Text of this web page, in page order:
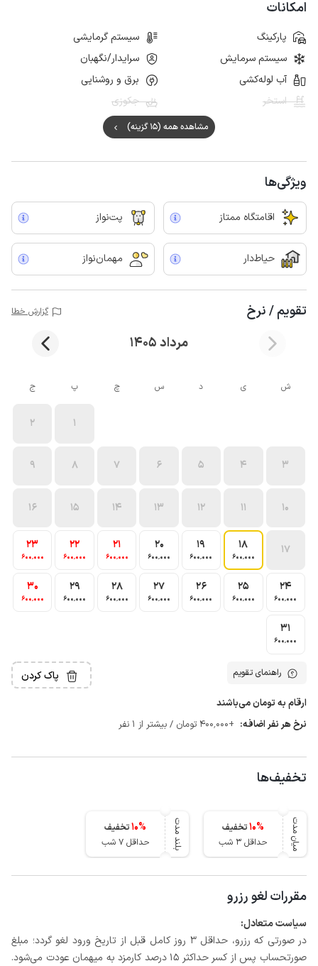
امکانات
پارکینگ
سیستم گرمایشی
سیستم سرمایش
سرایدار/نگهبان
آب لوله‌کشی
برق و روشنایی
استخر
جکوزی
مشاهده همه (15 گزینه)
ویژگی‌ها
اقامتگاه ممتاز پت‌نواز
حیاط‌دار مهمان‌نواز
تقویم / نرخ گزارش خطا
مرداد 1405
ش ی د س چ پ ج
1
2
3
4
5
6
7
8
9
10
11
12
13
14
15
16
17
18
600٬000
19
600٬000
20
600٬000
21
600٬000
22
600٬000
23
600٬000
24
600٬000
25
600٬000
26
600٬000
27
600٬000
28
600٬000
29
600٬000
30
600٬000
31
600٬000
راهنمای تقویم پاک کردن
ارقام به تومان می‌باشند
نرخ هر نفر اضافه: +400٬000 تومان / بیشتر از 1 نفر
تخفیف‌ها
میان مدت 10%
تخفیف
حداقل 3 شب
بلند مدت 10%
تخفیف
حداقل 7 شب
مقررات لغو رزرو
سیاست متعادل:
در صورتی که رزرو، حداقل 3 روز کامل قبل از تاریخ ورود لغو گردد؛ مبلغ
صورتحساب پس از کسر حداکثر 15 درصد کارمزد به میهمان عودت می‌شود.